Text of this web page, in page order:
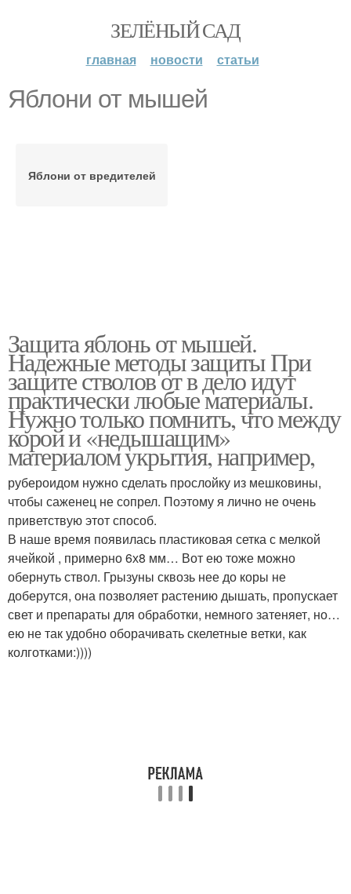
ЗЕЛЁНЫЙ САД
главная новости статьи
Яблони от мышей
Яблони от вредителей
Защита яблонь от мышей.
Надежные методы защиты При
защите стволов от в дело идут
практически любые материалы.
Нужно только помнить, что между
корой и «недышащим»
материалом укрытия, например,
рубероидом нужно сделать прослойку из мешковины,
чтобы саженец не сопрел. Поэтому я лично не очень
приветствую этот способ.
В наше время появилась пластиковая сетка с мелкой
ячейкой , примерно 6х8 мм… Вот ею тоже можно
обернуть ствол. Грызуны сквозь нее до коры не
доберутся, она позволяет растению дышать, пропускает
свет и препараты для обработки, немного затеняет, но…
ею не так удобно оборачивать скелетные ветки, как
колготками:))))